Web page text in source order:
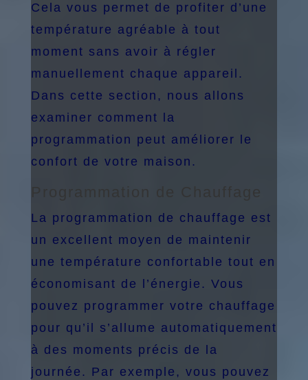
Cela vous permet de profiter d’une
température agréable à tout
moment sans avoir à régler
manuellement chaque appareil.
Dans cette section, nous allons
examiner comment la
programmation peut améliorer le
confort de votre maison.
Programmation de Chauffage
La programmation de chauffage est
un excellent moyen de maintenir
une température confortable tout en
économisant de l’énergie. Vous
pouvez programmer votre chauffage
pour qu’il s’allume automatiquement
à des moments précis de la
journée. Par exemple, vous pouvez